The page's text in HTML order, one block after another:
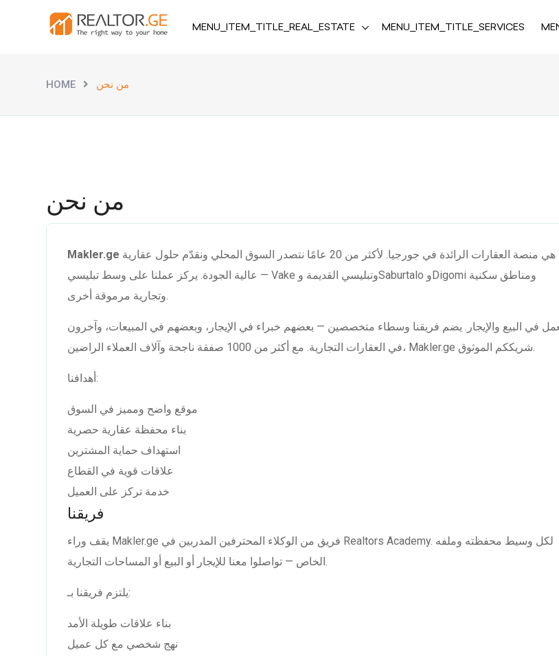
MENU_ITEM_TITLE_REAL_ESTATE MENU_ITEM_TITLE_SERVICES
HOME من نحن
من نحن
Makler.ge
عالية الجودة. يركز عملنا على وسط تبليسي — Vake وتبليسي القديمة وSaburtalo وDigomi ومناطق سكنية
وتجارية مرموقة أخرى.
في البيع والإيجار. يضم فريقنا وسطاء متخصصين — بعضهم خبراء في الإيجار، وبعضهم في المبيعات، وآخرون
في العقارات التجارية. مع أكثر من 1000 صفقة ناجحة وآلاف العملاء الراضين، Makler.ge شريككم الموثوق.
أهدافنا:
موقع واضح ومميز في السوق
بناء محفظة عقارية حصرية
استهداف حماية المشترين
علاقات قوية في القطاع
خدمة تركز على العميل
فريقنا
يقف وراء Makler.ge فريق من الوكلاء المحترفين المدربين في Realtors Academy. لكل وسيط محفظته وملفه
الخاص — تواصلوا معنا للإيجار أو البيع أو المساحات التجارية.
يلتزم فريقنا بـ:
بناء علاقات طويلة الأمد
نهج شخصي مع كل عميل